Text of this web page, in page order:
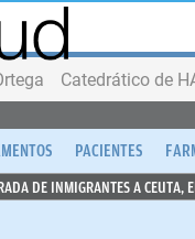
PACIENTES
DE INMIGRANTES A CEUTA,